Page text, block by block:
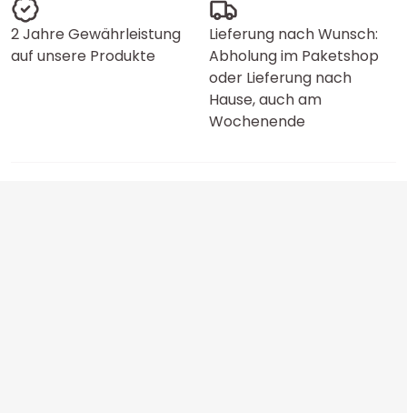
2 Jahre Gewährleistung
auf unsere Produkte
Lieferung nach Wunsch:
Abholung im Paketshop
oder Lieferung nach
Hause, auch am
Wochenende